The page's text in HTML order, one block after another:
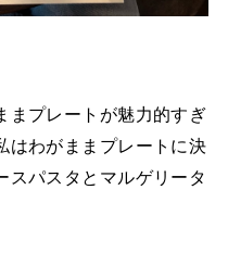
まプレートが魅力的すぎ
はわがままプレートに決
スパスタとマルゲリータ